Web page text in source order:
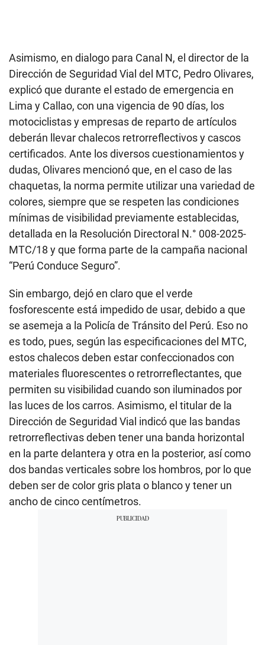
Asimismo, en dialogo para Canal N, el director de la
Dirección de Seguridad Vial del MTC, Pedro Olivares,
explicó que durante el estado de emergencia en
Lima y Callao, con una vigencia de 90 días, los
motociclistas y empresas de reparto de artículos
deberán llevar chalecos retrorreflectivos y cascos
certificados. Ante los diversos cuestionamientos y
dudas, Olivares mencionó que, en el caso de las
chaquetas, la norma permite utilizar una variedad de
colores, siempre que se respeten las condiciones
mínimas de visibilidad previamente establecidas,
detallada en la Resolución Directoral N.° 008-2025-
MTC/18 y que forma parte de la campaña nacional
“Perú Conduce Seguro”.
Sin embargo, dejó en claro que el verde
fosforescente está impedido de usar, debido a que
se asemeja a la Policía de Tránsito del Perú. Eso no
es todo, pues, según las especificaciones del MTC,
estos chalecos deben estar confeccionados con
materiales fluorescentes o retrorreflectantes, que
permiten su visibilidad cuando son iluminados por
las luces de los carros. Asimismo, el titular de la
Dirección de Seguridad Vial indicó que las bandas
retrorreflectivas deben tener una banda horizontal
en la parte delantera y otra en la posterior, así como
dos bandas verticales sobre los hombros, por lo que
deben ser de color gris plata o blanco y tener un
ancho de cinco centímetros.